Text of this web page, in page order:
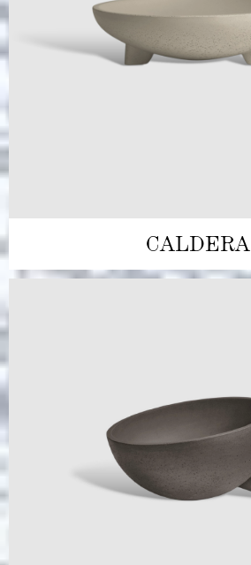
CALDERA